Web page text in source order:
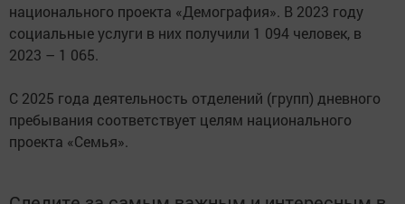
национального проекта «Демография». В 2023 году
социальные услуги в них получили 1 094 человек, в
2023 – 1 065.
С 2025 года деятельность отделений (групп) дневного
пребывания соответствует целям национального
проекта «Семья».